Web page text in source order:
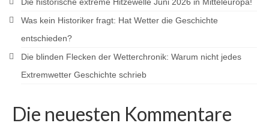
Was kein Historiker fragt: Hat Wetter die Geschichte
entschieden?
Die blinden Flecken der Wetterchronik: Warum nicht jedes
Extremwetter Geschichte schrieb
Die neuesten Kommentare